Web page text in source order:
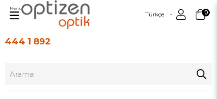
444 1 892
Türkçe 0
Menu